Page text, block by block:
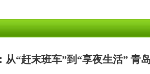
从“赶末班车”到“享夜生活” 青